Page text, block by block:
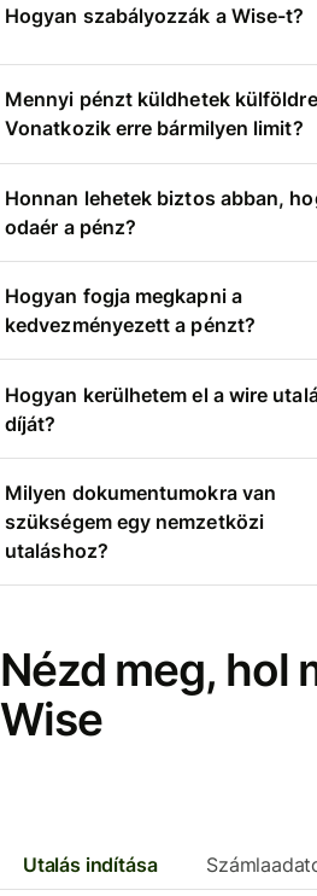
Hogyan szabályozzák a Wise-t?
Mennyi pénzt küldhetek
Vonatkozik erre bármilyen limit?
Honnan lehetek biztos abban,
odaér a pénz?
Hogyan fogja megkapni a
kedvezményezett a pénzt?
Hogyan kerülhetem el a wire
díját?
Milyen dokumentumokra van
szükségem egy nemzetközi
utaláshoz?
Nézd meg, hol
Wise
Utalás indítása